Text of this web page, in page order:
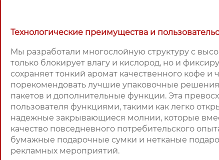
Технологические преимущества и
Мы разработали многослойную структуру с
только блокирует влагу и кислород, но и
сохраняет тонкий аромат качественного кофе
порекомендовать лучшие упаковочные
пакетов и дополнительные функции. Эта
пользователя функциями, такими как легко
надежные закрывающиеся молнии, которые
качество повседневного потребительского
бумажные подарочные сумки и нетканые
рекламных мероприятий.